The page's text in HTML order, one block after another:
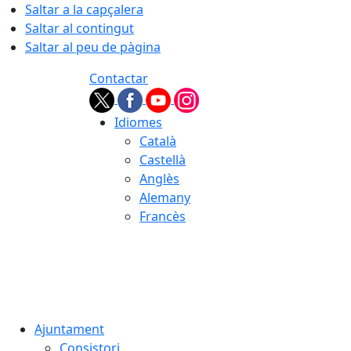
Saltar a la capçalera
Saltar al contingut
Saltar al peu de pàgina
Contactar
Idiomes
Català
Castellà
Anglès
Alemany
Francès
Ajuntament